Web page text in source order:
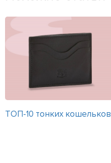
ТОП-10 тонких кошельков